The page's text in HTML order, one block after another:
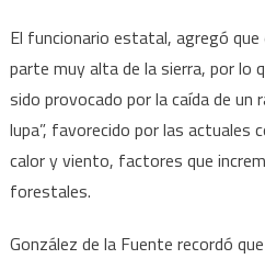
El funcionario estatal, agregó
parte muy alta de la sierra, por lo
sido provocado por la caída de un
lupa”, favorecido por las actuales
calor y viento, factores que
forestales.
González de la Fuente recordó